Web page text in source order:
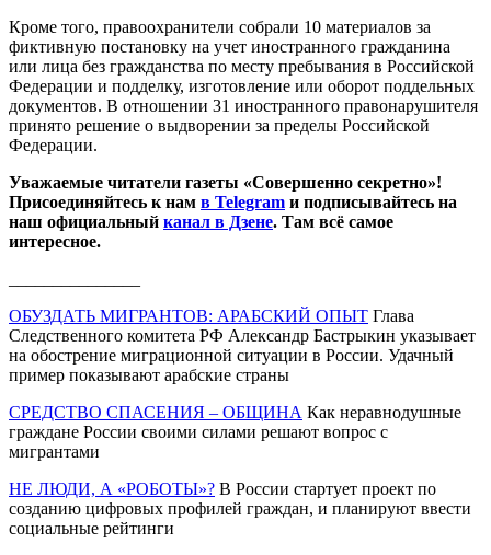
Кроме того, правоохранители собрали 10 материалов за
фиктивную постановку на учет иностранного гражданина
или лица без гражданства по месту пребывания в Российской
Федерации и подделку, изготовление или оборот поддельных
документов. В отношении 31 иностранного правонарушителя
принято решение о выдворении за пределы Российской
Федерации.
Уважаемые читатели газеты «Совершенно секретно»!
Присоединяйтесь к нам в Telegram и подписывайтесь на
наш официальный канал в Дзене. Там всё самое
интересное.
ОБУЗДАТЬ МИГРАНТОВ: АРАБСКИЙ ОПЫТ Глава
Следственного комитета РФ Александр Бастрыкин указывает
на обострение миграционной ситуации в России. Удачный
пример показывают арабские страны
СРЕДСТВО СПАСЕНИЯ – ОБЩИНА Как неравнодушные
граждане России своими силами решают вопрос с
мигрантами
НЕ ЛЮДИ, А «РОБОТЫ»? В России стартует проект по
созданию цифровых профилей граждан, и планируют ввести
социальные рейтинги